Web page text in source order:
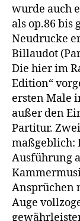
wurde auch
als op.86 bis
Neudrucke
Billaudot
Die hier im
Edition“
ersten Male
außer den
Partitur.
maßgeblich:
Ausführung
Ansprüchen
Auge